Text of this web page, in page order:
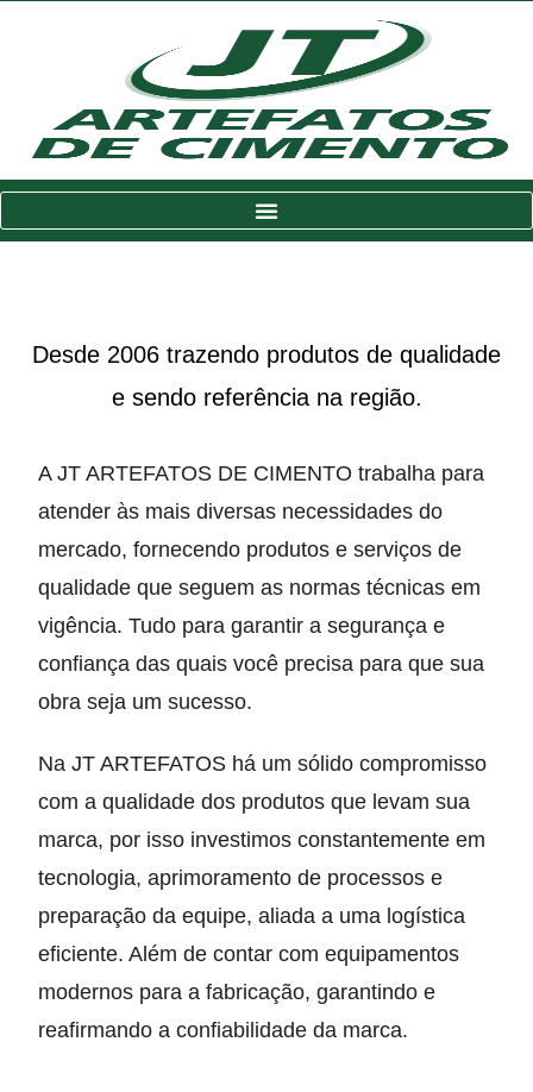
Desde 2006 trazendo produtos de qualidade
e sendo referência na região.
A JT ARTEFATOS DE CIMENTO trabalha para
atender às mais diversas necessidades do
mercado, fornecendo produtos e serviços de
qualidade que seguem as normas técnicas em
vigência. Tudo para garantir a segurança e
confiança das quais você precisa para que sua
obra seja um sucesso.
Na JT ARTEFATOS há um sólido compromisso
com a qualidade dos produtos que levam sua
marca, por isso investimos constantemente em
tecnologia, aprimoramento de processos e
preparação da equipe, aliada a uma logística
eficiente. Além de contar com equipamentos
modernos para a fabricação, garantindo e
reafirmando a confiabilidade da marca.